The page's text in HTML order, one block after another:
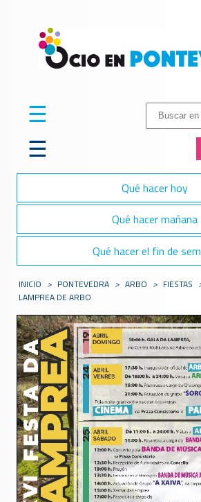
Buscar:
☰
☰
Qué hacer hoy
Qué hacer mañana
Qué hacer el fin de
INICIO > PONTEVEDRA > ARBO > FIESTAS
LAMPREA DE ARBO